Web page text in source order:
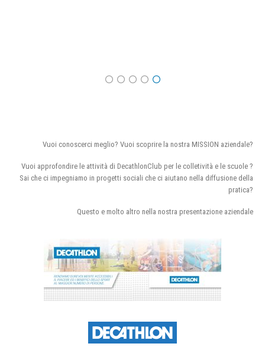
Vuoi conoscerci meglio? Vuoi scoprire la nostra MISSION aziendale?
Vuoi approfondire le attività di DecathlonClub per le colletività e le scuole ?
Sai che ci impegniamo in progetti sociali che ci aiutano nella diffusione della
pratica?
Questo e molto altro nella nostra presentazione aziendale